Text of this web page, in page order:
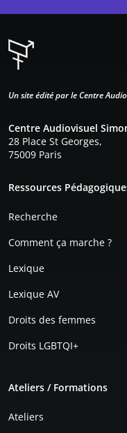
Un site édité par le Centre
Centre Audiovisuel
28 Place St Georges,
75009 Paris
Ressources
Recherche
Comment ça marche ?
Lexique
Lexique AV
Droits des femmes
Droits LGBTQI+
Ateliers / Formations
Ateliers